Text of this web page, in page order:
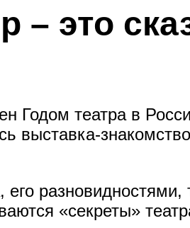
это
Годом театра в
его
«секреты»